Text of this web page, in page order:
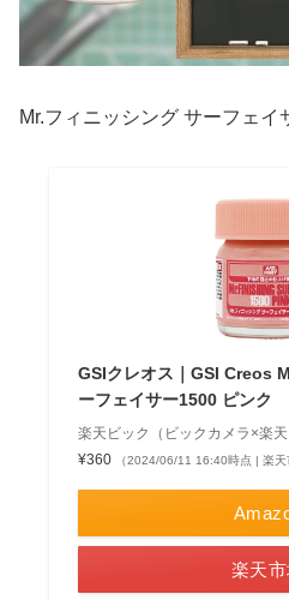
Mr.フィニッシング サーフェイ
GSIクレオス｜GSI Creos
ーフェイサー1500 ピンク
楽天ビック（ビックカメラ×楽天
¥360
（2024/06/11 16:40時点 | 楽天
楽天